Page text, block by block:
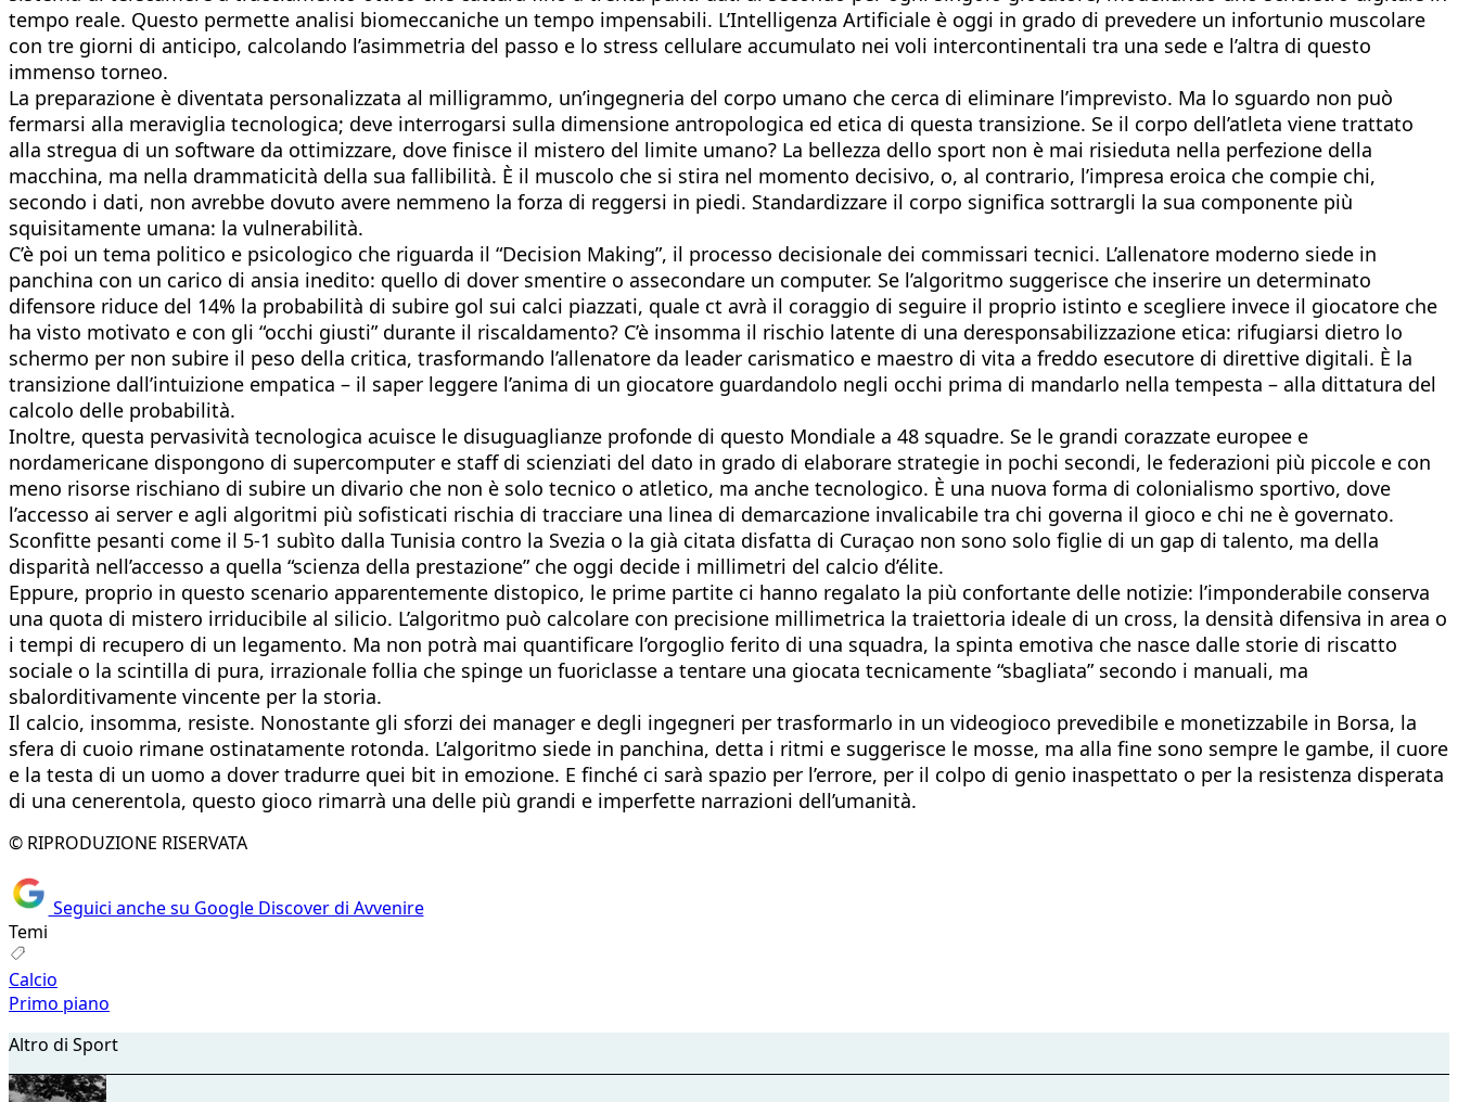
tempo reale. Questo permette analisi biomeccaniche un tempo impensabili. L’Intelligenza Artificiale è oggi in grado di prevedere un infortunio muscolare
con tre giorni di anticipo, calcolando l’asimmetria del passo e lo stress cellulare accumulato nei voli intercontinentali tra una sede e l’altra di questo
immenso torneo.
La preparazione è diventata personalizzata al milligrammo, un’ingegneria del corpo umano che cerca di eliminare l’imprevisto. Ma lo sguardo non può
fermarsi alla meraviglia tecnologica; deve interrogarsi sulla dimensione antropologica ed etica di questa transizione. Se il corpo dell’atleta viene trattato
alla stregua di un software da ottimizzare, dove finisce il mistero del limite umano? La bellezza dello sport non è mai risieduta nella perfezione della
macchina, ma nella drammaticità della sua fallibilità. È il muscolo che si stira nel momento decisivo, o, al contrario, l’impresa eroica che compie chi,
secondo i dati, non avrebbe dovuto avere nemmeno la forza di reggersi in piedi. Standardizzare il corpo significa sottrargli la sua componente più
squisitamente umana: la vulnerabilità.
C’è poi un tema politico e psicologico che riguarda il “Decision Making”, il processo decisionale dei commissari tecnici. L’allenatore moderno siede in
panchina con un carico di ansia inedito: quello di dover smentire o assecondare un computer. Se l’algoritmo suggerisce che inserire un determinato
difensore riduce del 14% la probabilità di subire gol sui calci piazzati, quale ct avrà il coraggio di seguire il proprio istinto e scegliere invece il giocatore che
ha visto motivato e con gli “occhi giusti” durante il riscaldamento? C’è insomma il rischio latente di una deresponsabilizzazione etica: rifugiarsi dietro lo
schermo per non subire il peso della critica, trasformando l’allenatore da leader carismatico e maestro di vita a freddo esecutore di direttive digitali. È la
transizione dall’intuizione empatica – il saper leggere l’anima di un giocatore guardandolo negli occhi prima di mandarlo nella tempesta – alla dittatura del
calcolo delle probabilità.
Inoltre, questa pervasività tecnologica acuisce le disuguaglianze profonde di questo Mondiale a 48 squadre. Se le grandi corazzate europee e
nordamericane dispongono di supercomputer e staff di scienziati del dato in grado di elaborare strategie in pochi secondi, le federazioni più piccole e con
meno risorse rischiano di subire un divario che non è solo tecnico o atletico, ma anche tecnologico. È una nuova forma di colonialismo sportivo, dove
l’accesso ai server e agli algoritmi più sofisticati rischia di tracciare una linea di demarcazione invalicabile tra chi governa il gioco e chi ne è governato.
Sconfitte pesanti come il 5-1 subìto dalla Tunisia contro la Svezia o la già citata disfatta di Curaçao non sono solo figlie di un gap di talento, ma della
disparità nell’accesso a quella “scienza della prestazione” che oggi decide i millimetri del calcio d’élite.
Eppure, proprio in questo scenario apparentemente distopico, le prime partite ci hanno regalato la più confortante delle notizie: l’imponderabile conserva
una quota di mistero irriducibile al silicio. L’algoritmo può calcolare con precisione millimetrica la traiettoria ideale di un cross, la densità difensiva in area o
i tempi di recupero di un legamento. Ma non potrà mai quantificare l’orgoglio ferito di una squadra, la spinta emotiva che nasce dalle storie di riscatto
sociale o la scintilla di pura, irrazionale follia che spinge un fuoriclasse a tentare una giocata tecnicamente “sbagliata” secondo i manuali, ma
sbalorditivamente vincente per la storia.
Il calcio, insomma, resiste. Nonostante gli sforzi dei manager e degli ingegneri per trasformarlo in un videogioco prevedibile e monetizzabile in Borsa, la
sfera di cuoio rimane ostinatamente rotonda. L’algoritmo siede in panchina, detta i ritmi e suggerisce le mosse, ma alla fine sono sempre le gambe, il cuore
e la testa di un uomo a dover tradurre quei bit in emozione. E finché ci sarà spazio per l’errore, per il colpo di genio inaspettato o per la resistenza disperata
di una cenerentola, questo gioco rimarrà una delle più grandi e imperfette narrazioni dell’umanità.
© RIPRODUZIONE RISERVATA
Seguici anche su Google Discover di Avvenire
Temi
Calcio
Primo piano
Altro di Sport